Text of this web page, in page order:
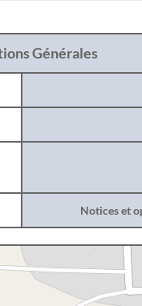
Générales
Notices et